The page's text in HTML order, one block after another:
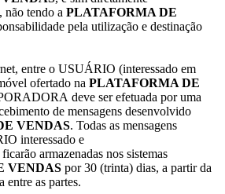
tendo a PLATAFORMA DE
pela utilização e destinação
entre o USUÁRIO (interessado em
ofertado na PLATAFORMA DE
deve ser efetuada por uma
de mensagens desenvolvido
VENDAS. Todas as mensagens
interessado e
armazenadas nos sistemas
VENDAS por 30 (trinta) dias, a partir da
entre as partes.